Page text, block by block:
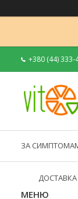
+380 (44) 333-
ЗА